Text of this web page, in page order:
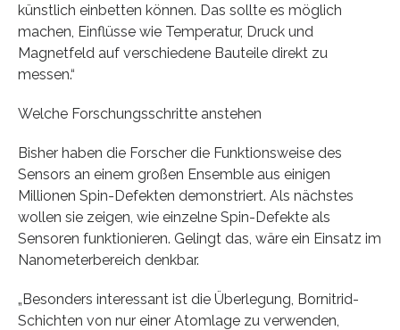
künstlich einbetten können. Das sollte es möglich
machen, Einflüsse wie Temperatur, Druck und
Magnetfeld auf verschiedene Bauteile direkt zu
messen.“
Welche Forschungsschritte anstehen
Bisher haben die Forscher die Funktionsweise des
Sensors an einem großen Ensemble aus einigen
Millionen Spin-Defekten demonstriert. Als nächstes
wollen sie zeigen, wie einzelne Spin-Defekte als
Sensoren funktionieren. Gelingt das, wäre ein Einsatz im
Nanometerbereich denkbar.
„Besonders interessant ist die Überlegung, Bornitrid-
Schichten von nur einer Atomlage zu verwenden,